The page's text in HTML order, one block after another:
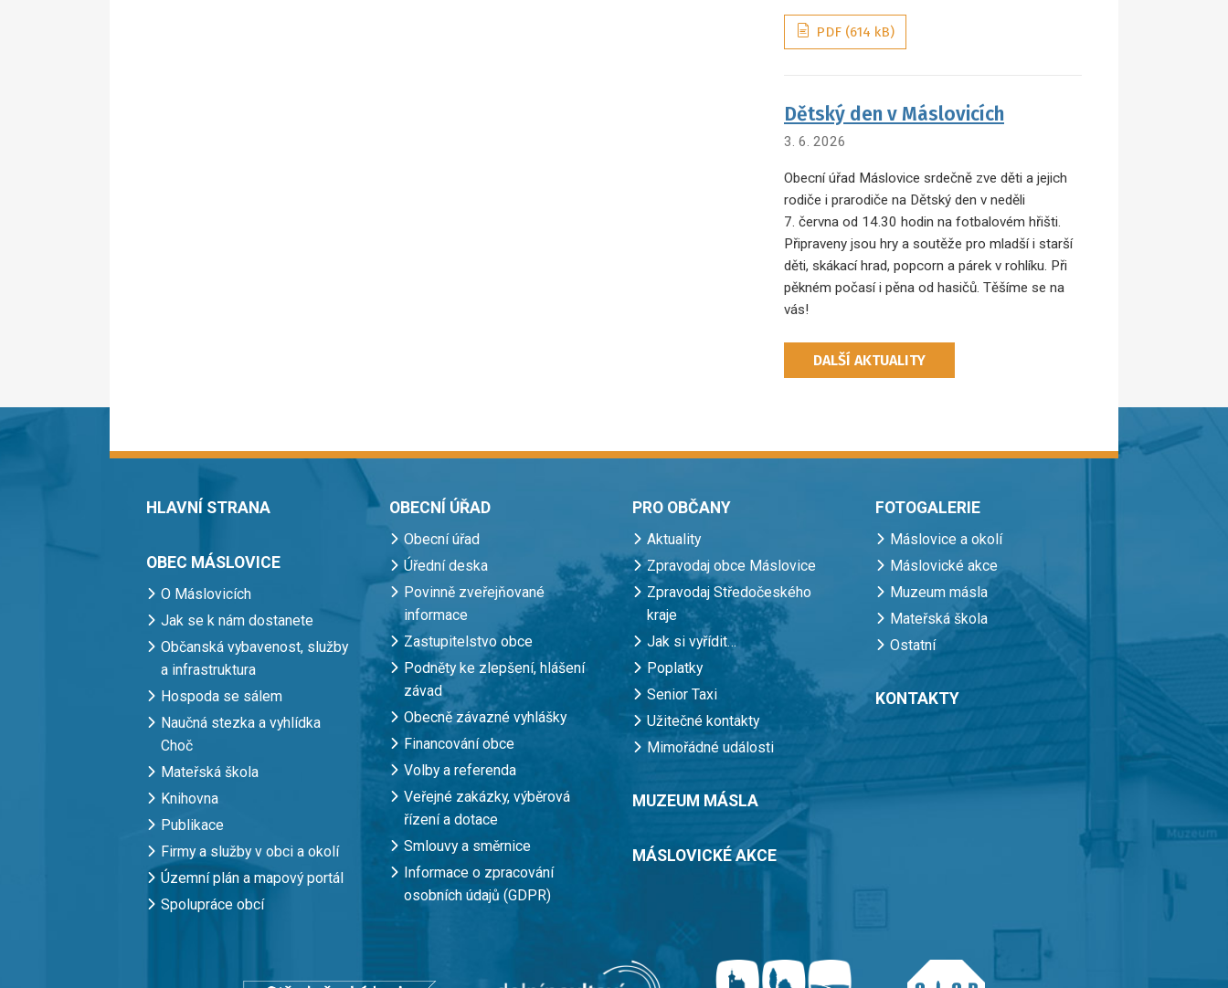
PDF (614 kB)
Dětský den v Máslovicích
3. 6. 2026
Obecní úřad Máslovice srdečně zve děti a jejich
rodiče i prarodiče na Dětský den v neděli
7. června od 14.30 hodin na fotbalovém hřišti.
Připraveny jsou hry a soutěže pro mladší i starší
děti, skákací hrad, popcorn a párek v rohlíku. Při
pěkném počasí i pěna od hasičů. Těšíme se na
vás!
DALŠÍ AKTUALITY
HLAVNÍ STRANA
OBEC MÁSLOVICE
O Máslovicích
Jak se k nám dostanete
Občanská vybavenost, služby
a infrastruktura
Hospoda se sálem
Naučná stezka a vyhlídka
Choč
Mateřská škola
Knihovna
Publikace
Firmy a služby v obci a okolí
Územní plán a mapový portál
Spolupráce obcí
OBECNÍ ÚŘAD
Obecní úřad
Úřední deska
Povinně zveřejňované
informace
Zastupitelstvo obce
Podněty ke zlepšení, hlášení
závad
Obecně závazné vyhlášky
Financování obce
Volby a referenda
Veřejné zakázky, výběrová
řízení a dotace
Smlouvy a směrnice
Informace o zpracování
osobních údajů (GDPR)
PRO OBČANY
Aktuality
Zpravodaj obce Máslovice
Zpravodaj Středočeského
kraje
Jak si vyřídit…
Poplatky
Senior Taxi
Užitečné kontakty
Mimořádné události
MUZEUM MÁSLA
MÁSLOVICKÉ AKCE
FOTOGALERIE
Máslovice a okolí
Máslovické akce
Muzeum másla
Mateřská škola
Ostatní
KONTAKTY